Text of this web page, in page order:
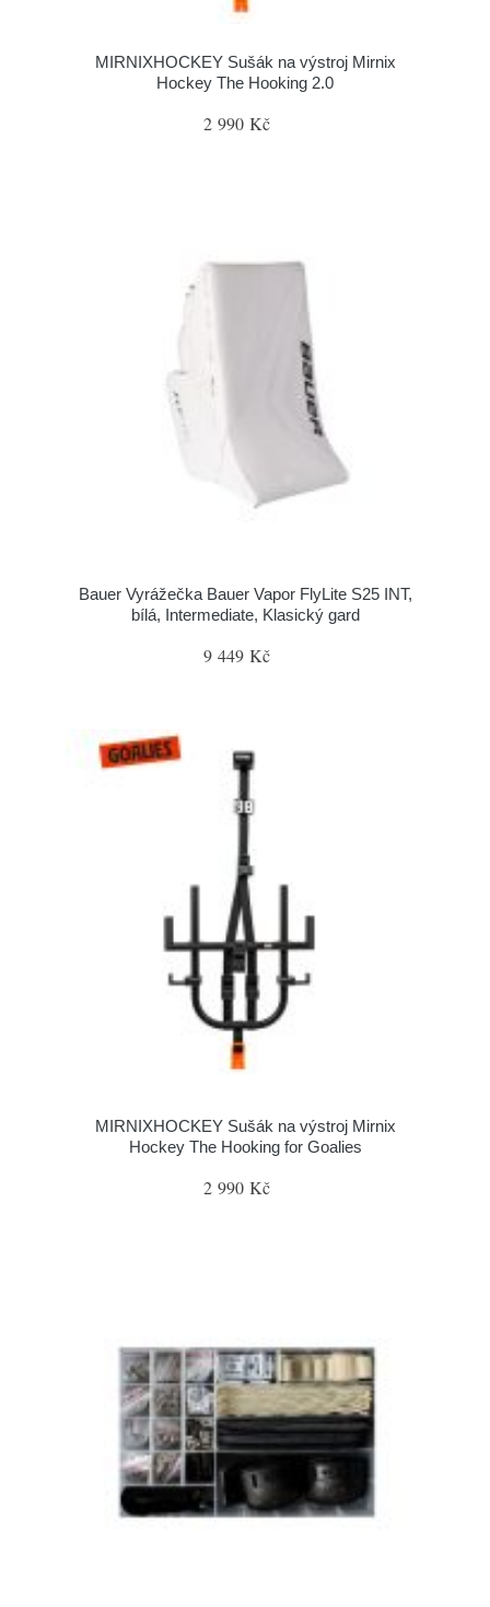
MIRNIXHOCKEY Sušák na výstroj Mirnix
Hockey The Hooking 2.0
2 990 Kč
Bauer Vyrážečka Bauer Vapor FlyLite S25 INT,
bílá, Intermediate, Klasický gard
9 449 Kč
MIRNIXHOCKEY Sušák na výstroj Mirnix
Hockey The Hooking for Goalies
2 990 Kč